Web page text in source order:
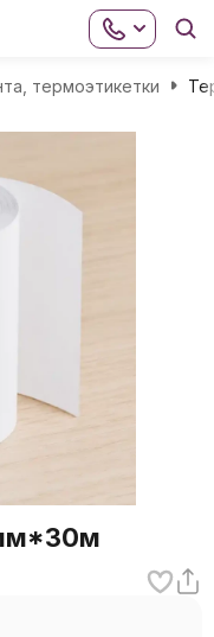
термоэтикетки